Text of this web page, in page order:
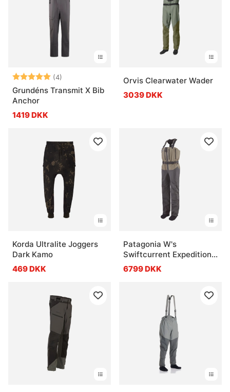
Vurdering: (4)
5.0 ud af 5 stjerner
Grundéns Transmit X Bib
Anchor
1419 DKK
Orvis Clearwater Wader
3039 DKK
Korda Ultralite Joggers
Dark Kamo
469 DKK
Patagonia W's
Swiftcurrent Expedition
Zip Front Waders RVGN
6799 DKK